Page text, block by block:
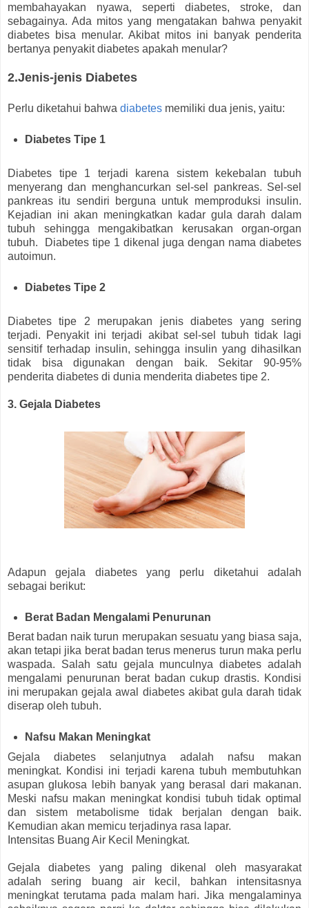
membahayakan nyawa, seperti diabetes, stroke, dan
sebagainya. Ada mitos yang mengatakan bahwa penyakit
diabetes bisa menular. Akibat mitos ini banyak penderita
bertanya penyakit diabetes apakah menular?
2.Jenis-jenis Diabetes
Perlu diketahui bahwa diabetes memiliki dua jenis, yaitu:
Diabetes Tipe 1
Diabetes tipe 1 terjadi karena sistem kekebalan tubuh
menyerang dan menghancurkan sel-sel pankreas. Sel-sel
pankreas itu sendiri berguna untuk memproduksi insulin.
Kejadian ini akan meningkatkan kadar gula darah dalam
tubuh sehingga mengakibatkan kerusakan organ-organ
tubuh. Diabetes tipe 1 dikenal juga dengan nama diabetes
autoimun.
Diabetes Tipe 2
Diabetes tipe 2 merupakan jenis diabetes yang sering
terjadi. Penyakit ini terjadi akibat sel-sel tubuh tidak lagi
sensitif terhadap insulin, sehingga insulin yang dihasilkan
tidak bisa digunakan dengan baik. Sekitar 90-95%
penderita diabetes di dunia menderita diabetes tipe 2.
3. Gejala Diabetes
Adapun gejala diabetes yang perlu diketahui adalah
sebagai berikut:
Berat Badan Mengalami Penurunan
Berat badan naik turun merupakan sesuatu yang biasa saja,
akan tetapi jika berat badan terus menerus turun maka perlu
waspada. Salah satu gejala munculnya diabetes adalah
mengalami penurunan berat badan cukup drastis. Kondisi
ini merupakan gejala awal diabetes akibat gula darah tidak
diserap oleh tubuh.
Nafsu Makan Meningkat
Gejala diabetes selanjutnya adalah nafsu makan
meningkat. Kondisi ini terjadi karena tubuh membutuhkan
asupan glukosa lebih banyak yang berasal dari makanan.
Meski nafsu makan meningkat kondisi tubuh tidak optimal
dan sistem metabolisme tidak berjalan dengan baik.
Kemudian akan memicu terjadinya rasa lapar.
Intensitas Buang Air Kecil Meningkat.
Gejala diabetes yang paling dikenal oleh masyarakat
adalah sering buang air kecil, bahkan intensitasnya
meningkat terutama pada malam hari. Jika mengalaminya